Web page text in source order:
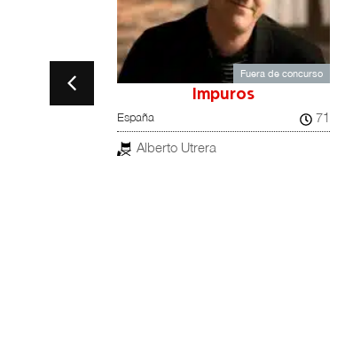
Fuera de concurso
Impuros
España
71
Alberto Utrera